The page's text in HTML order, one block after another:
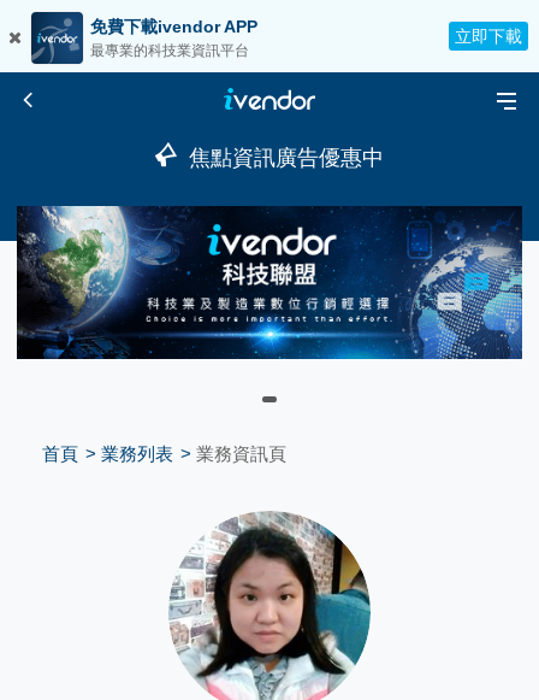
免費下載ivendor APP
最專業的科技業資訊平台
立即下載
焦點資訊廣告優惠中
首頁 業務列表 業務資訊頁